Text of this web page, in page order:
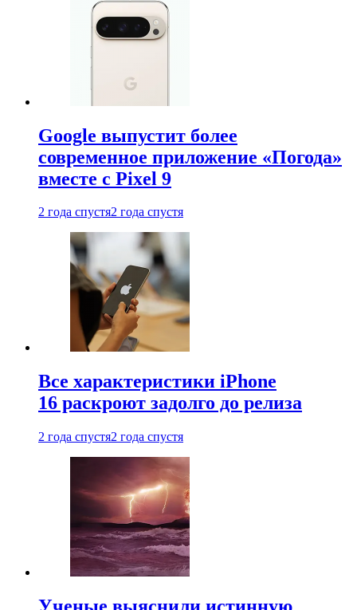
Google выпустит более
современное приложение «Погода»
вместе с Pixel 9
2 года спустя2 года спустя
Все характеристики iPhone
16 раскроют задолго до релиза
2 года спустя2 года спустя